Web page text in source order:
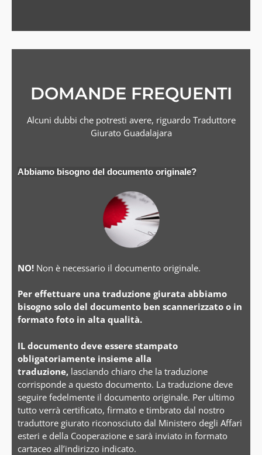
DOMANDE FREQUENTI
Alcuni dubbi che potresti avere, riguardo Traduttore
Giurato Guadalajara
Abbiamo bisogno del documento originale?
NO! Non è necessario il documento originale.
Per effettuare una traduzione giurata abbiamo
bisogno solo del documento ben scannerizzato o in
formato foto in alta qualità.
IL documento deve essere stampato
obligatoriamente insieme alla
traduzione, lasciando chiaro che la traduzione
corrisponde a questo documento. La traduzione deve
seguire fedelmente il documento originale. Per ultimo
tutto verrà certificato, firmato e timbrato dal nostro
traduttore giurato riconosciuto dal Ministero degli Affari
esteri e della Cooperazione e sarà inviato in formato
cartaceo all’indirizzo indicato.